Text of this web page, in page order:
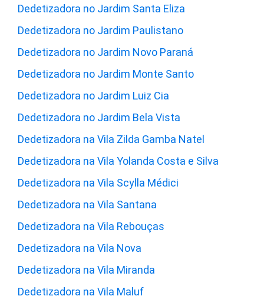
Dedetizadora no Jardim Santa Eliza
Dedetizadora no Jardim Paulistano
Dedetizadora no Jardim Novo Paraná
Dedetizadora no Jardim Monte Santo
Dedetizadora no Jardim Luiz Cia
Dedetizadora no Jardim Bela Vista
Dedetizadora na Vila Zilda Gamba Natel
Dedetizadora na Vila Yolanda Costa e Silva
Dedetizadora na Vila Scylla Médici
Dedetizadora na Vila Santana
Dedetizadora na Vila Rebouças
Dedetizadora na Vila Nova
Dedetizadora na Vila Miranda
Dedetizadora na Vila Maluf